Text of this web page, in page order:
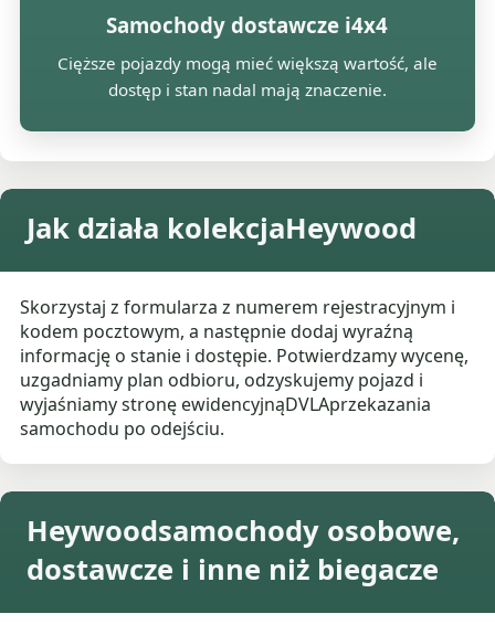
Samochody dostawcze i4x4
Cięższe pojazdy mogą mieć większą wartość, ale
dostęp i stan nadal mają znaczenie.
Jak działa kolekcjaHeywood
Skorzystaj z formularza z numerem rejestracyjnym i
kodem pocztowym, a następnie dodaj wyraźną
informację o stanie i dostępie. Potwierdzamy wycenę,
uzgadniamy plan odbioru, odzyskujemy pojazd i
wyjaśniamy stronę ewidencyjnąDVLAprzekazania
samochodu po odejściu.
Heywoodsamochody osobowe,
dostawcze i inne niż biegacze